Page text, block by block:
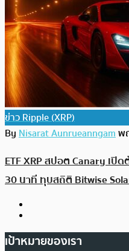
ข่าว Ripple (XRP)
ByNisarat Aunrueanngamพ
ETF XRP สปอต Canary เปิ
30 นาที ทุบสถิติ Bitwise
เป้าหมายของเรา